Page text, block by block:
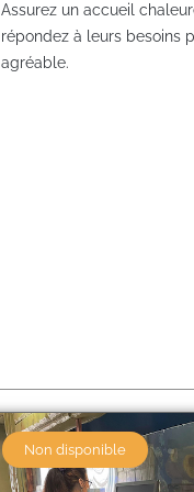
Assurez un accueil
répondez à leurs besoins
agréable.
Non disponible